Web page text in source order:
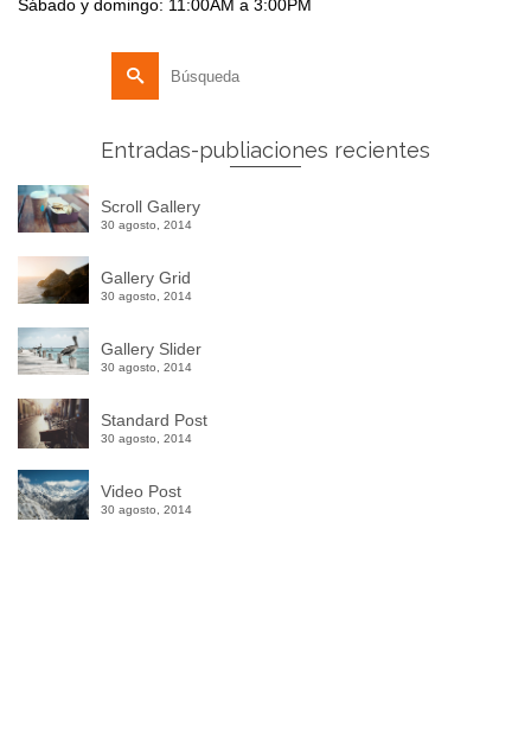
Sábado y domingo: 11:00AM a 3:00PM
por:
Entradas-publiaciones recientes
Scroll Gallery
30 agosto, 2014
Gallery Grid
30 agosto, 2014
Gallery Slider
30 agosto, 2014
Standard Post
30 agosto, 2014
Video Post
30 agosto, 2014